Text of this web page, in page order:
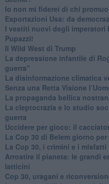
​Io non mi fiderei di chi
Esportazioni Usa: da
​I vestiti nuovi degli imperatori
​Pupazzi!
​Il Wild West di Trump
​La depressione infantile di
guerra"
​La disinformazione climatica
Senza una Retta Visione
​La propaganda bellica
​La cleptocrazia e lo studio
guerra
​Uccidere per gioco: il
​La Cop 30 di Belem giorno
La Cop 30, i crimini e i
Arrostire il pianeta: le grandi
latticini
​Cop 30, uragani e